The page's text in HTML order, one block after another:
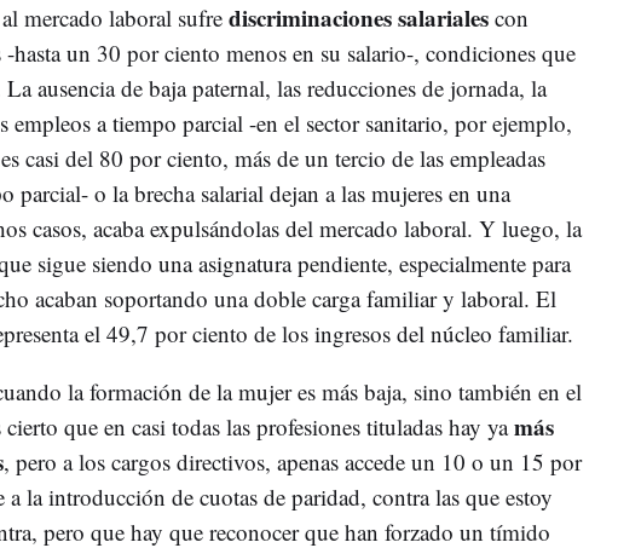
mercado laboral sufrediscriminaciones salarialescon
-hasta un 30 por ciento menos en su salario-, condiciones que
La ausencia de baja paternal, las reducciones de jornada, la
empleos a tiempo parcial -en el sector sanitario, por ejemplo,
casi del 80 por ciento, más de un tercio de las empleadas
parcial- o la brecha salarial dejan a las mujeres en una
casos, acaba expulsándolas del mercado laboral. Y luego, la
sigue siendo una asignatura pendiente, especialmente para
acaban soportando una doble carga familiar y laboral. El
el 49,7 por ciento de los ingresos del núcleo familiar.
la formación de la mujer es más baja, sino también en el
que en casi todas las profesiones tituladas hay yamás
, pero a los cargos directivos, apenas accede un 10 o un 15 por
a la introducción de cuotas de paridad, contra las que estoy
pero que hay que reconocer que han forzado un tímido